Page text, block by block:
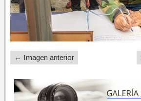
← Imagen anterior